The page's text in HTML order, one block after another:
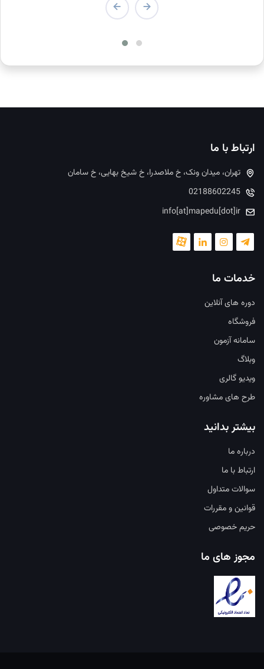
ارتباط با ما
تهران، میدان ونک، خ ملاصدرا، خ شیخ بهایی، خ سامان
02188602245
info[at]mapedu[dot]ir
خدمات ما
دوره های آنلاین
فروشگاه
سامانه آزمون
وبلاگ
ویدیو گالری
طرح های مشاوره
بیشتر بدانید
درباره ما
ارتباط با ما
سوالات متداول
قوانین و مقررات
حریم خصوصی
مجوز های ما